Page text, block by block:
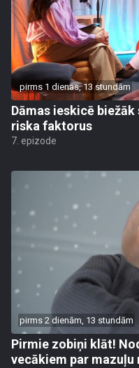
pirms 1 dienas, 13 stundām
Dāmas ieskicē
riska faktorus
7. epizode
pirms 2 dienām, 13 stundām
Pirmie zobiņi klāt!
vecākiem par mazuļu